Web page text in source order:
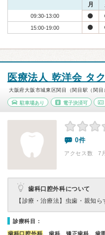
月
09:30-13:00
15:00-19:00
医療法人 乾洋会 タ
大阪府大阪市城東区関目（関目駅（関
駐車場あり 電子決済可
0件
アクセス数 7
歯科口腔外科について
【診療・治療法】 虫歯・親知ら
診療科目：
歯科口腔外科、歯科、矯正歯科、歯